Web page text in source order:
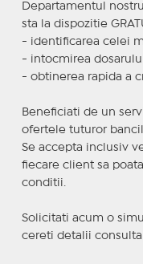
Departamentul
sta la dispozitie
- identificarea celei
- intocmirea
- obtinerea rapida a
Beneficiati de un
ofertele tuturor
Se accepta inclusiv
fiecare client sa
conditii.
Solicitati acum o
cereti detalii